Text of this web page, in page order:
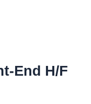
End H/F